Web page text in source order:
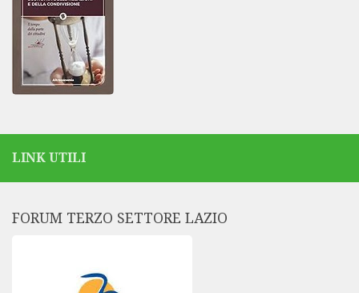
LINK UTILI
FORUM TERZO SETTORE LAZIO